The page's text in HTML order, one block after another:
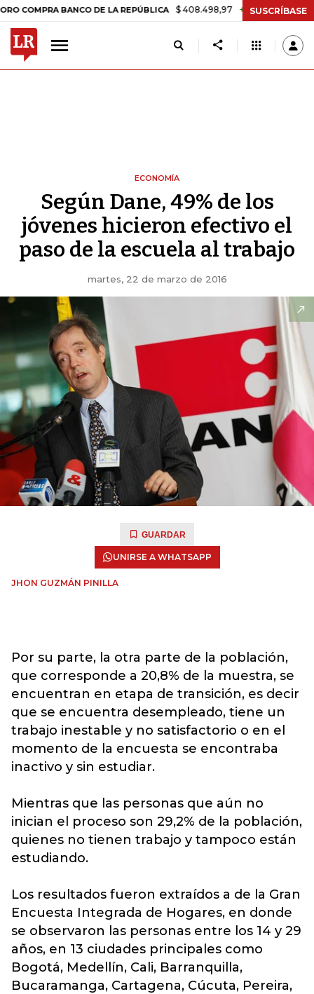
BANCO DE LA REPÚBLICA $ 408.498,97 +$ 8.753,81 +2,19%
SUSCRÍBASE
ECONOMÍA
Según Dane, 49% de los
jóvenes hicieron efectivo el
paso de la escuela al trabajo
martes, 22 de marzo de 2016
GUARDAR
UNIRSE A WHATSAPP
JHON GUZMÁN PINILLA
Por su parte, la otra parte de la población,
que corresponde a 20,8% de la muestra, se
encuentran en etapa de transición, es decir
que se encuentra desempleado, tiene un
trabajo inestable y no satisfactorio o en el
momento de la encuesta se encontraba
inactivo y sin estudiar.
Mientras que las personas que aún no
inician el proceso son 29,2% de la población,
quienes no tienen trabajo y tampoco están
estudiando.
Los resultados fueron extraídos a de la Gran
Encuesta Integrada de Hogares, en donde
se observaron las personas entre los 14 y 29
años, en 13 ciudades principales como
Bogotá, Medellín, Cali, Barranquilla,
Bucaramanga, Cartagena, Cúcuta, Pereira,